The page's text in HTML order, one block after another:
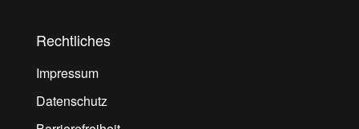
Rechtliches
Impressum
Datenschutz